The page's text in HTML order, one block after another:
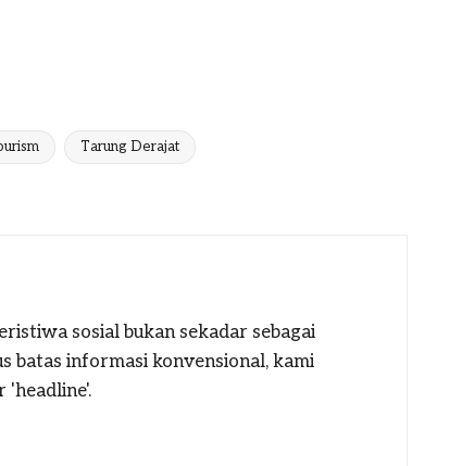
Tarung Derajat
sosial bukan sekadar sebagai
batas informasi konvensional, kami
'headline'.